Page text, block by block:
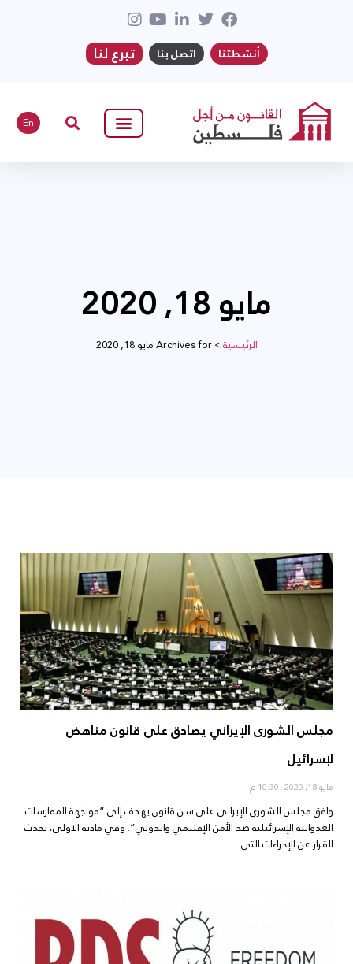
أنشطتنا اتصل بنا تبرع لنا
En
مايو 18, 2020
الرئيسية>Archives for مايو 18, 2020
مجلس الشورى الإيراني يصادق على قانون مناهض
لإسرائيل
مايو 18, 2020
وافق مجلس الشورى الإيراني على سن قانون يهدف إلى “مواجهة الممارسات
العدوانية الإسرائيلية ضد الأمن الإقليمي والدولي”. وفي مادته الاولى، تحدث
القرار عن الإجراءات التي